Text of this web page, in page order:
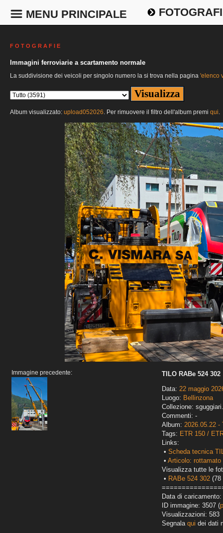
MENU PRINCIPALE
F O T O G R A F I E
Immagini ferroviarie a scartamento normale
La suddivisione dei veicoli per singolo numero la si trova nella pagina 'elenco
Album visualizzato: upload052026. Per rimuovere il filtro dell'album premi qui.
Immagine precedente:
TILO RABe 524 302
Data: 22 maggio
Luogo: Bellinzona
Collezione:
Commenti: -
Album: 2026.05.22 -
Tags: ETR 150 /
Links:
• Scheda tecnica
• Articolo:
Visualizza tutte le
• RABe 524 302 (78
Data di
ID immagine: 3507 (
Visualizzazioni: 583
Segnala qui dei dati